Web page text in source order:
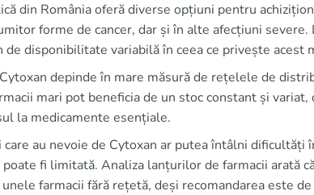
din România oferă diverse opțiuni pentru
forme de cancer, dar și în alte afecțiuni
de disponibilitate variabilă în ceea ce privește acest
depinde în mare măsură de rețelele de
mari pot beneficia de un stoc constant și
la medicamente esențiale.
au nevoie de Cytoxan ar putea întâlni dificultăți
fi limitată. Analiza lanțurilor de farmacii arată
farmacii fără rețetă, deși recomandarea este